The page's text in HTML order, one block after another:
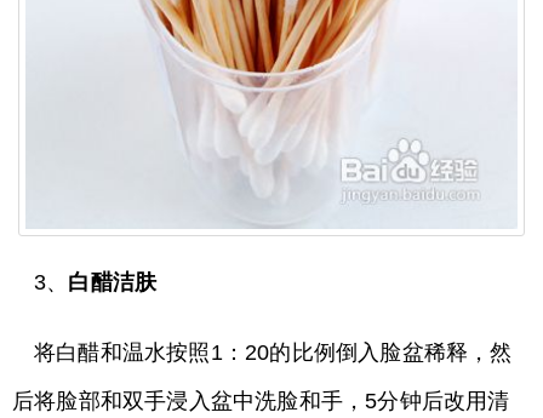
3、 白醋洁肤
将白醋和温水按照1：20的比例倒入脸盆稀释，然
后将脸部和双手浸入盆中洗脸和手，5分钟后改用清